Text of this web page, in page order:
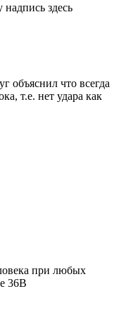
здесь
объяснил что всегда
т.е. нет удара как
при любых
36В